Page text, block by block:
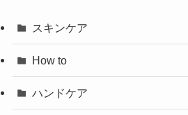
スキンケア
How to
ハンドケア